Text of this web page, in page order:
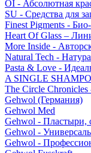
OI - Абсолютная
SU - Средства для
Finest Pigments -
Heart Of Glass –
More Inside -
Natural Tech -
Pasta & Love -
A SINGLE
The Circle
Gehwol (Германия)
Gehwol Med
Gehwol - Пластыри,
Gehwol -
Gehwol -